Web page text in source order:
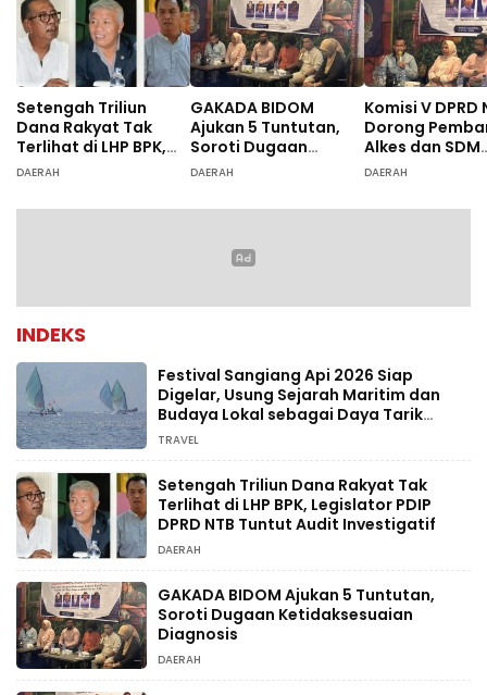
Setengah Triliun
Dana Rakyat Tak
Terlihat di LHP BPK,
Legislator PDIP DPRD
Investigatif
DAERAH
GAKADA BIDOM
Ajukan 5 Tuntutan,
Soroti Dugaan
Ketidaksesuaian
DAERAH
Komisi V DPRD
Dorong
Alkes dan SDM
Rumah Sakit,
Diagnosis
DAERAH
INDEKS
Festival Sangiang Api 2026 Siap
Digelar, Usung Sejarah Maritim dan
Budaya Lokal sebagai Daya Tarik
Wisata
TRAVEL
Setengah Triliun Dana Rakyat Tak
Terlihat di LHP BPK, Legislator PDIP
DPRD NTB Tuntut Audit Investigatif
DAERAH
GAKADA BIDOM Ajukan 5 Tuntutan,
Soroti Dugaan Ketidaksesuaian
Diagnosis
DAERAH